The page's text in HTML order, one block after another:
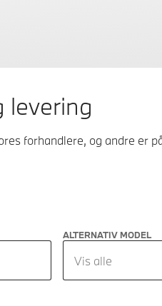
levering
forhandlere, og andre er
ALTERNATIV MODEL
Vis alle